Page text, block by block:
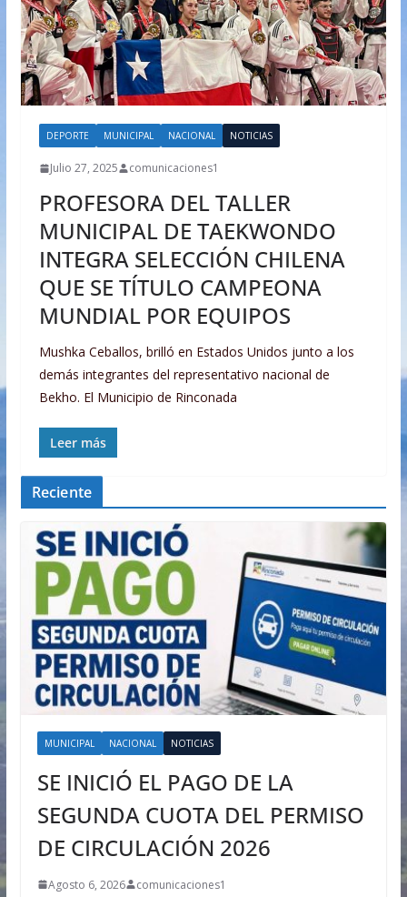
DEPORTE MUNICIPAL NACIONAL NOTICIAS
Julio 27, 2025 comunicaciones1
PROFESORA DEL TALLER
MUNICIPAL DE TAEKWONDO
INTEGRA SELECCIÓN CHILENA
QUE SE TÍTULO CAMPEONA
MUNDIAL POR EQUIPOS
Mushka Ceballos, brilló en Estados Unidos junto a los
demás integrantes del representativo nacional de
Bekho. El Municipio de Rinconada
Leer más
Reciente
MUNICIPAL NACIONAL NOTICIAS
SE INICIÓ EL PAGO DE LA
SEGUNDA CUOTA DEL PERMISO
DE CIRCULACIÓN 2026
Agosto 6, 2026 comunicaciones1